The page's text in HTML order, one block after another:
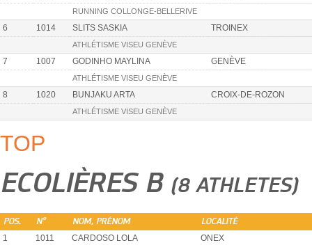
RUNNING COLLONGE-BELLERIVE
6 1014 SLITS SASKIA TROINEX
ATHLÉTISME VISEU GENÈVE
7 1007 GODINHO MAYLINA GENÈVE
ATHLÉTISME VISEU GENÈVE
8 1020 BUNJAKU ARTA CROIX-DE-ROZON
ATHLÉTISME VISEU GENÈVE
TOP
ECOLIÈRES B (8 ATHLETES)
POS. N° NOM, PRÉNOM LOCALITÉ
1 1011 CARDOSO LOLA ONEX